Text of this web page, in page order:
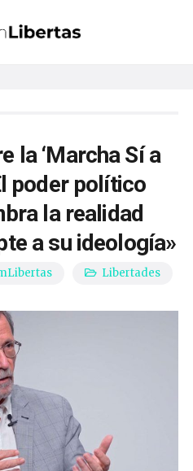
la ‘Marcha Sí a
poder político
la realidad
a su ideología»
Libertades